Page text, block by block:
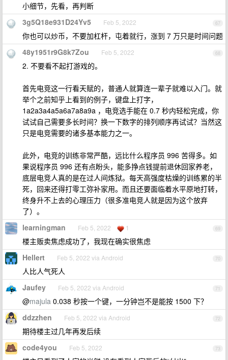
小细节，先看，再判断
67
3g5Q18e931D24Yv5 Feb 5, 2022
你也可以炒币，不要加杠杆，屯着就行，涨到 7 万只是时间问题
68
48y1951r9G8k7Zou Feb 5, 2022
2. 不要看不起打游戏的。
首先电竞这一行看天赋的，普通人就算连一辈子就难以入门。就
举个之前知乎上看到的例子，键盘上打字，
1a2a3a4a5a6a7a8a9a ，电竞选手能在 0.7 秒内轻松完成，你
试试自己需要多长时间？换一下数字的排列顺序再试试？当然这
只是电竞需要的诸多基本能力之一。
此外，电竞的训练非常严酷，远比什么程序员 996 苦得多。如
果说程序员 996 还有点盼头，能多挣点钱提前退休回家养老，
底层电竞人真的是在过人间炼狱。每天高强度枯燥的训练累的半
死，回来还得打零工弥补家用。而且还要面临着水平原地打转，
终身升不上去的心理压力（很多准电竞人就是因为这个放弃
了）。
69
learningman Feb 5, 2022 1
楼主贩卖焦虑成功了，我现在确实很焦虑
70
Hellert Feb 5, 2022 via Android
人比人气死人
71
Jaufey Feb 5, 2022 via Android
@majula 0.038 秒按一个键，一分钟岂不是能按 1500 下？
72
ddzzhen Feb 5, 2022 via Android
期待楼主过几年再发后续
73
code4you Feb 5, 2022